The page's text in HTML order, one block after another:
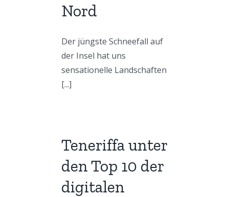
Nord
Der jüngste Schneefall auf
der Insel hat uns
sensationelle Landschaften
[...]
Teneriffa unter
den Top 10 der
digitalen